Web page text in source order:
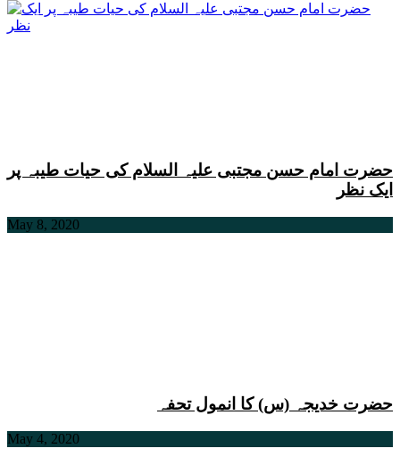
حضرت امام حسن مجتبی علیہ السلام کی حیات طیبہ پر
ایک نظر
May 8, 2020
حضرت خدیجہ (س) کا انمول تحفہ
May 4, 2020